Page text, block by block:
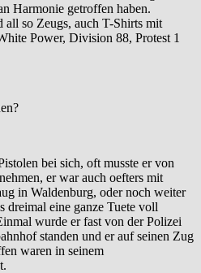
Harmonie getroffen haben.
all so Zeugs, auch T-Shirts mit
Power, Division 88, Protest 1
bei sich, oft musste er von
er war auch oefters mit
in Waldenburg, oder noch weiter
dreimal eine ganze Tuete voll
wurde er fast von der Polizei
standen und er auf seinen Zug
waren in seinem